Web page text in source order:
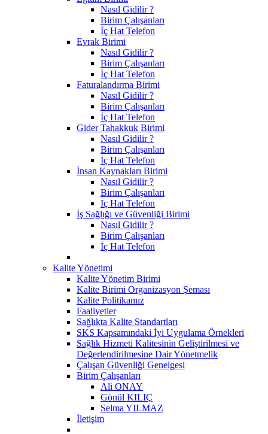
Nasıl Gidilir ?
Birim Çalışanları
İç Hat Telefon
Evrak Birimi
Nasıl Gidilir ?
Birim Çalışanları
İç Hat Telefon
Faturalandırma Birimi
Nasıl Gidilir ?
Birim Çalışanları
İç Hat Telefon
Gider Tahakkuk Birimi
Nasıl Gidilir ?
Birim Çalışanları
İç Hat Telefon
İnsan Kaynakları Birimi
Nasıl Gidilir ?
Birim Çalışanları
İç Hat Telefon
İş Sağlığı ve Güvenliği Birimi
Nasıl Gidilir ?
Birim Çalışanları
İç Hat Telefon
Kalite Yönetimi
Kalite Yönetim Birimi
Kalite Birimi Organizasyon Şeması
Kalite Politikamız
Faaliyetler
Sağlıkta Kalite Standartları
SKS Kapsamındaki İyi Uygulama Örnekleri
Sağlık Hizmeti Kalitesinin Geliştirilmesi ve
Değerlendirilmesine Dair Yönetmelik
Çalışan Güvenliği Genelgesi
Birim Çalışanları
Ali ONAY
Gönül KILIÇ
Selma YILMAZ
İletişim